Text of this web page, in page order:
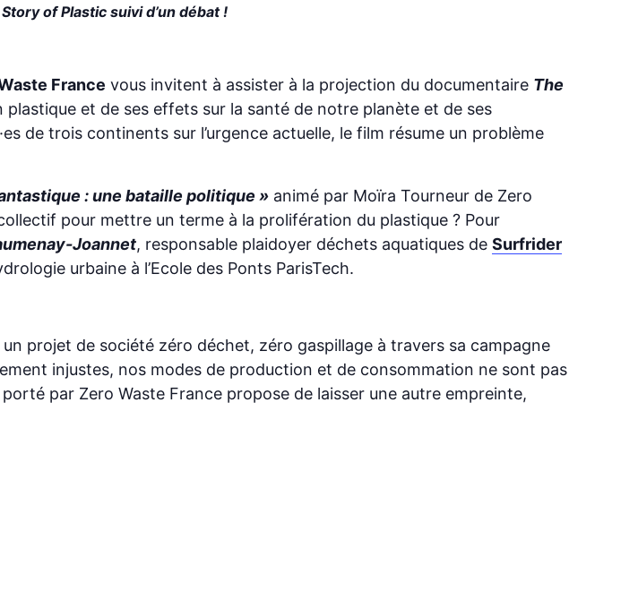
of Plastic suivi d’un débat !
France vous invitent à assister à la projection du documentaire The
et de ses effets sur la santé de notre planète et de ses
de trois continents sur l’urgence actuelle, le film résume un problème
: une bataille politique » animé par Moïra Tourneur de Zero
pour mettre un terme à la prolifération du plastique ? Pour
Joannet, responsable plaidoyer déchets aquatiques de Surfrider
urbaine à l’Ecole des Ponts ParisTech.
projet de société zéro déchet, zéro gaspillage à travers sa campagne
injustes, nos modes de production et de consommation ne sont pas
porté par Zero Waste France propose de laisser une autre empreinte,